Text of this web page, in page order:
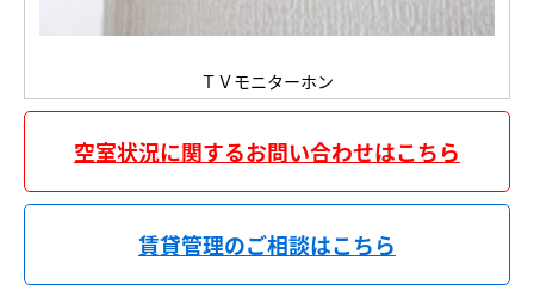
ＴＶモニターホン
空室状況に関するお問い合わせはこちら
賃貸管理のご相談はこちら